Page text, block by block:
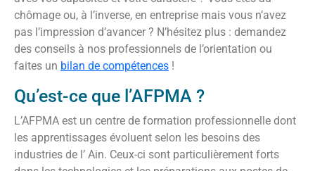
chômage ou, à l’inverse, en entreprise mais vous n’avez
pas l’impression d’avancer ? N’hésitez plus : demandez
des conseils à nos professionnels de l’orientation ou
faites un bilan de compétences !
Qu’est-ce que l’AFPMA ?
L’AFPMA est un centre de formation professionnelle dont
les apprentissages évoluent selon les besoins des
industries de l’ Ain. Ceux-ci sont particulièrement forts